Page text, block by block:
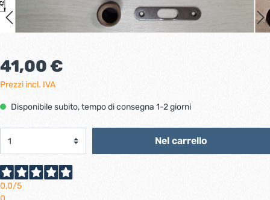
41,00 €
Prezzi incl. IVA
Disponibile subito, tempo di consegna 1-2 giorni
Nel carrello
0,0/5